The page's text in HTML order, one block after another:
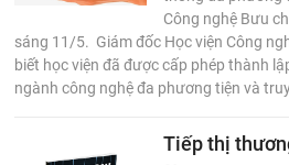
Công nghệ Bưu
sáng 11/5. Giám đốc Học viện Công
biết học viện đã được cấp phép thành
ngành công nghệ đa phương tiện và
Tiếp thị